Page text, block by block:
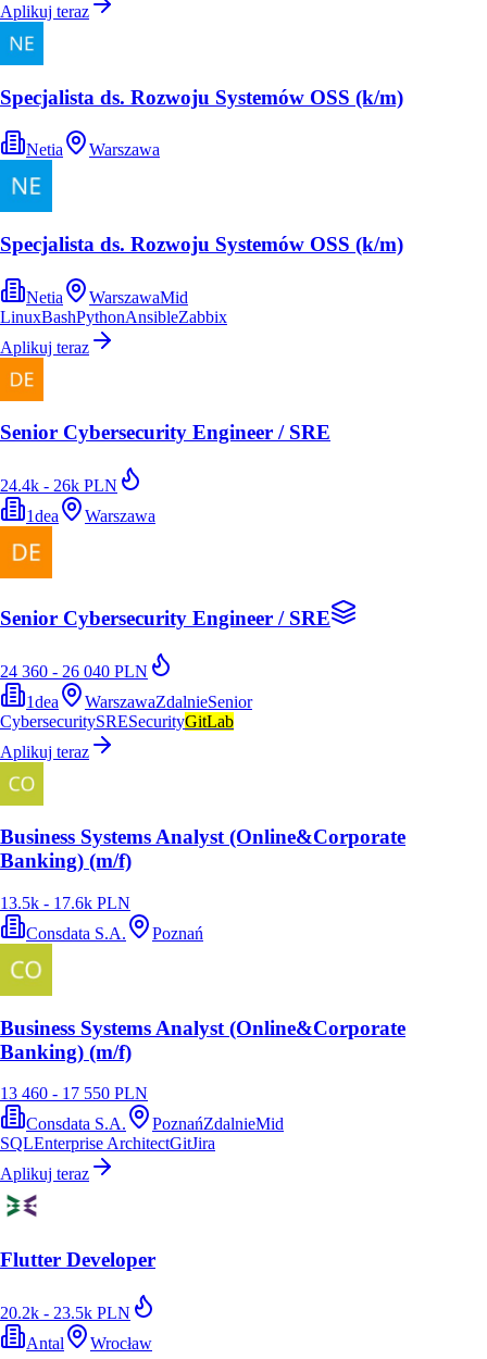
Aplikuj teraz
Specjalista ds. Rozwoju Systemów OSS (k/m)
Netia Warszawa
Specjalista ds. Rozwoju Systemów OSS (k/m)
Netia WarszawaMid
LinuxBashPythonAnsibleZabbix
Aplikuj teraz
Senior Cybersecurity Engineer / SRE
24.4k - 26k PLN
1dea
Warszawa
Senior Cybersecurity Engineer / SRE
24 360 - 26 040 PLN
1dea
WarszawaZdalnieSenior
CybersecuritySRESecurityGitLab
Aplikuj teraz
Business Systems Analyst (Online&Corporate
Banking) (m/f)
13.5k - 17.6k PLN
Consdata S.A.
Poznań
Business Systems Analyst (Online&Corporate
Banking) (m/f)
13 460 - 17 550 PLN
Consdata S.A.
PoznańZdalnieMid
SQLEnterprise ArchitectGitJira
Aplikuj teraz
Flutter Developer
20.2k - 23.5k PLN
Antal
Wrocław